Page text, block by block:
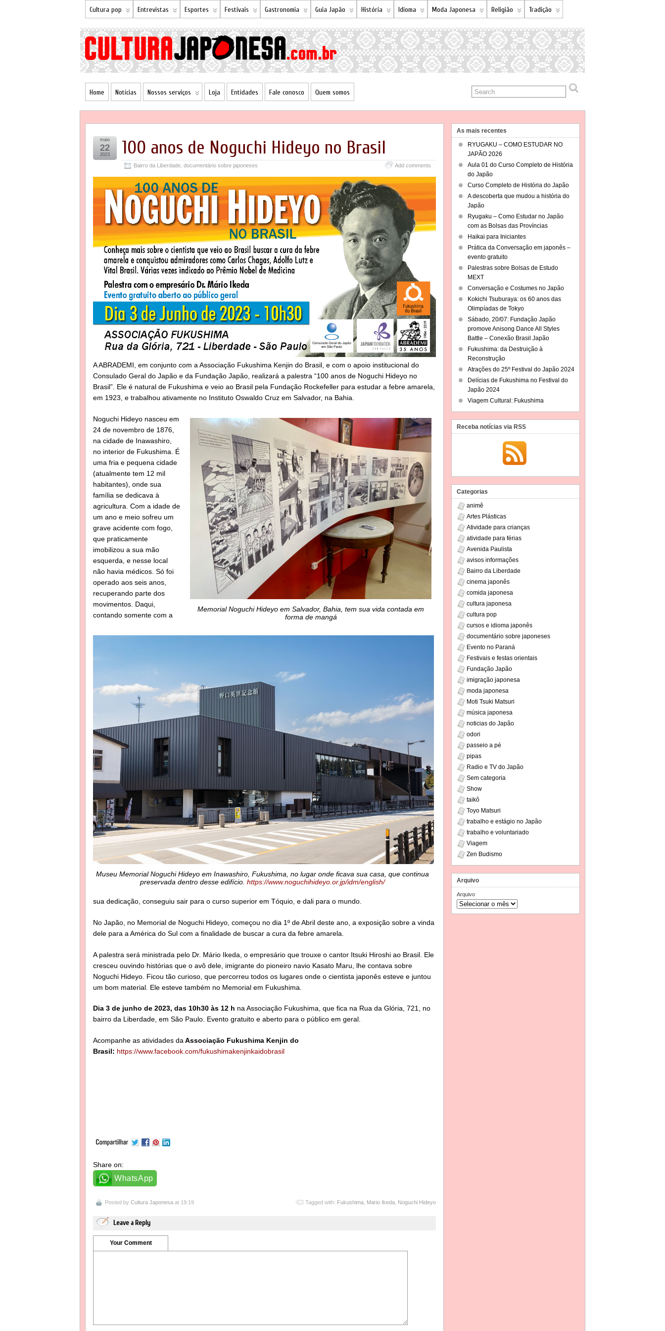
Cultura pop Entrevistas Esportes Festivais Gastronomia Guia Japão História Idioma Moda Japonesa Religião Tradição
Home Notícias Nossos serviços Loja Entidades Fale conosco Quem somos
100 anos de Noguchi Hideyo no Brasil
Bairro da Liberdade documentário sobre japoneses Add comments
maio
22
2023
A ABRADEMI, em conjunto com a Associação Fukushima Kenjin do Brasil, e com o apoio institucional do
Consulado Geral do Japão e da Fundação Japão, realizará a palestra “100 anos de Noguchi Hideyo no
Brasil”. Ele é natural de Fukushima e veio ao Brasil pela Fundação Rockefeller para estudar a febre amarela,
em 1923, e trabalhou ativamente no Instituto Oswaldo Cruz em Salvador, na Bahia.
Memorial Noguchi Hideyo em Salvador, Bahia, tem sua vida contada em
forma de mangá
Museu Memorial Noguchi Hideyo em Inawashiro, Fukushima, no lugar onde ficava sua casa, que continua
preservada dentro desse edifício. https://www.noguchihideyo.or.jp/idm/english/
Noguchi Hideyo nasceu em
24 de novembro de 1876,
na cidade de Inawashiro,
no interior de Fukushima. É
uma fria e pequena cidade
(atualmente tem 12 mil
habitantes), onde sua
família se dedicava à
agricultura. Com a idade de
um ano e meio sofreu um
grave acidente com fogo,
que praticamente
imobilizou a sua mão
esquerda, e nesse local
não havia médicos. Só foi
operado aos seis anos,
recuperando parte dos
movimentos. Daqui,
contando somente com a
sua dedicação, conseguiu sair para o curso superior em Tóquio, e dali para o mundo.
No Japão, no Memorial de Noguchi Hideyo, começou no dia 1º de Abril deste ano, a exposição sobre a vinda
dele para a América do Sul com a finalidade de buscar a cura da febre amarela.
A palestra será ministrada pelo Dr. Mário Ikeda, o empresário que trouxe o cantor Itsuki Hiroshi ao Brasil. Ele
cresceu ouvindo histórias que o avô dele, imigrante do pioneiro navio Kasato Maru, lhe contava sobre
Noguchi Hideyo. Ficou tão curioso, que percorreu todos os lugares onde o cientista japonês esteve e juntou
um bom material. Ele esteve também no Memorial em Fukushima.
Dia 3 de junho de 2023, das 10h30 às 12 h na Associação Fukushima, que fica na Rua da Glória, 721, no
bairro da Liberdade, em São Paulo. Evento gratuito e aberto para o público em geral.
Acompanhe as atividades daAssociação Fukushima Kenjin do
Brasil: https://www.facebook.com/fukushimakenjinkaidobrasil
Share on:
WhatsApp
Posted by Cultura Japonesa at 19:19 Tagged with: Fukushima Mario Ikeda Noguchi Hideyo
Leave a Reply
Your Comment
As mais recentes
RYUGAKU – COMO ESTUDAR NO
JAPÃO 2026
Aula 01 do Curso Completo de História
do Japão
Curso Completo de História do Japão
A descoberta que mudou a história do
Japão
Ryugaku – Como Estudar no Japão
com as Bolsas das Províncias
Haikai para Iniciantes
Prática da Conversação em japonês –
evento gratuito
Palestras sobre Bolsas de Estudo
MEXT
Conversação e Costumes no Japão
Kokichi Tsuburaya: os 60 anos das
Olimpíadas de Tokyo
Sábado, 20/07: Fundação Japão
promove Anisong Dance All Styles
Battle – Conexão Brasil Japão
Fukushima: da Destruição à
Reconstrução
Atrações do 25º Festival do Japão 2024
Delícias de Fukushima no Festival do
Japão 2024
Viagem Cultural: Fukushima
Receba notícias via RSS
Categorias
animê
Artes Plásticas
Atividade para crianças
atividade para férias
Avenida Paulista
avisos informações
Bairro da Liberdade
cinema japonês
comida japonesa
cultura japonesa
cultura pop
cursos e idioma japonês
documentário sobre japoneses
Evento no Paraná
Festivais e festas orientais
Fundação Japão
imigração japonesa
moda japonesa
Moti Tsuki Matsuri
música japonesa
noticias do Japão
odori
passeio a pé
pipas
Radio e TV do Japão
Sem categoria
Show
taikô
Toyo Matsuri
trabalho e estágio no Japão
trabalho e voluntariado
Viagem
Zen Budismo
Arquivo
Arquivo